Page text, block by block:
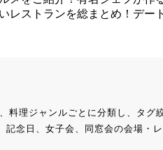
レストランを総まとめ！デー
料理ジャンルごとに分類し、タグ
念日、女子会、同窓会の会場・